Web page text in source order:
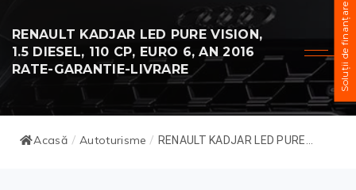
RENAULT KADJAR LED PURE VISION,
1.5 DIESEL, 110 CP, EURO 6, AN 2016
RATE-GARANTIE-LIVRARE
Acasă / Autoturisme / RENAULT KADJAR LED PURE...
Soluții de finanțare